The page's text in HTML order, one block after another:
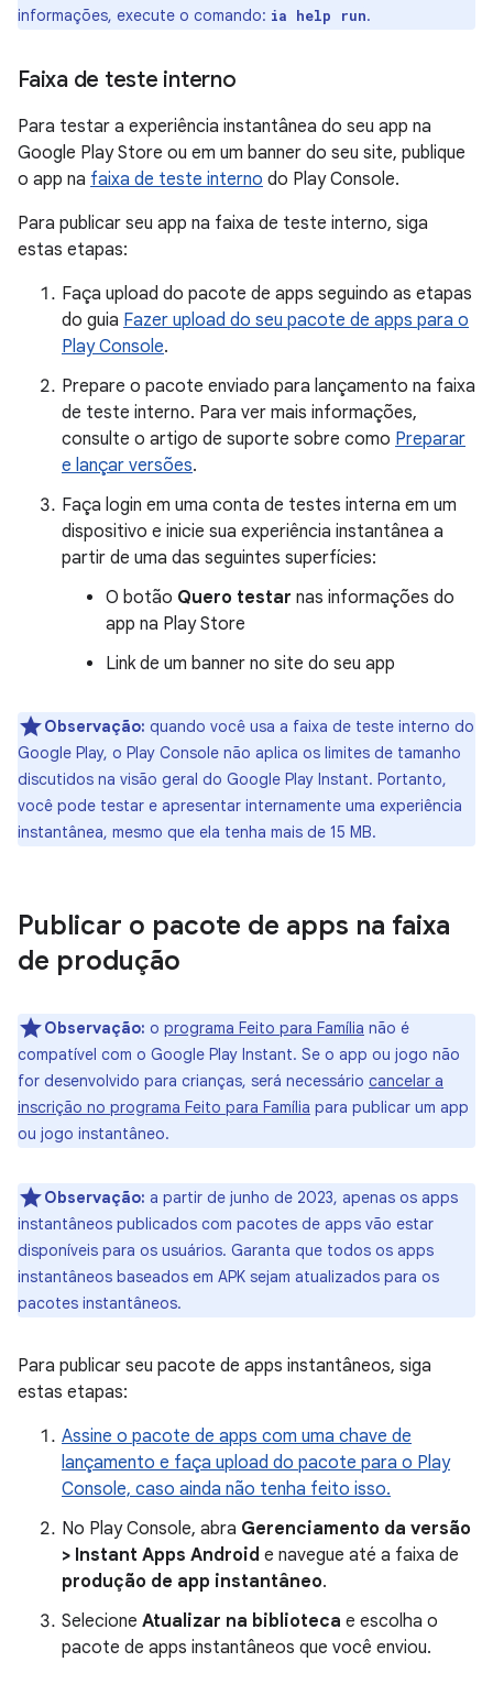
informações, execute o comando: ia help run.
Faixa de teste interno
Para testar a experiência instantânea do seu app na
Google Play Store ou em um banner do seu site, publique
o app na faixa de teste interno do Play Console.
Para publicar seu app na faixa de teste interno, siga
estas etapas:
Faça upload do pacote de apps seguindo as etapas
do guia Fazer upload do seu pacote de apps para o
Play Console.
Prepare o pacote enviado para lançamento na faixa
de teste interno. Para ver mais informações,
consulte o artigo de suporte sobre como Preparar
e lançar versões.
Faça login em uma conta de testes interna em um
dispositivo e inicie sua experiência instantânea a
partir de uma das seguintes superfícies:
O botão Quero testar nas informações do
app na Play Store
Link de um banner no site do seu app
Observação: quando você usa a faixa de teste interno do
Google Play, o Play Console não aplica os limites de tamanho
discutidos na visão geral do Google Play Instant. Portanto,
você pode testar e apresentar internamente uma experiência
instantânea, mesmo que ela tenha mais de 15 MB.
Publicar o pacote de apps na faixa
de produção
Observação: o programa Feito para Família não é
compatível com o Google Play Instant. Se o app ou jogo não
for desenvolvido para crianças, será necessário cancelar a
inscrição no programa Feito para Família para publicar um app
ou jogo instantâneo.
Observação: a partir de junho de 2023, apenas os apps
instantâneos publicados com pacotes de apps vão estar
disponíveis para os usuários. Garanta que todos os apps
instantâneos baseados em APK sejam atualizados para os
pacotes instantâneos.
Para publicar seu pacote de apps instantâneos, siga
estas etapas:
Assine o pacote de apps com uma chave de
lançamento e faça upload do pacote para o Play
Console, caso ainda não tenha feito isso.
No Play Console, abra Gerenciamento da versão
> Instant Apps Android e navegue até a faixa de
produção de app instantâneo.
Selecione Atualizar na biblioteca e escolha o
pacote de apps instantâneos que você enviou.